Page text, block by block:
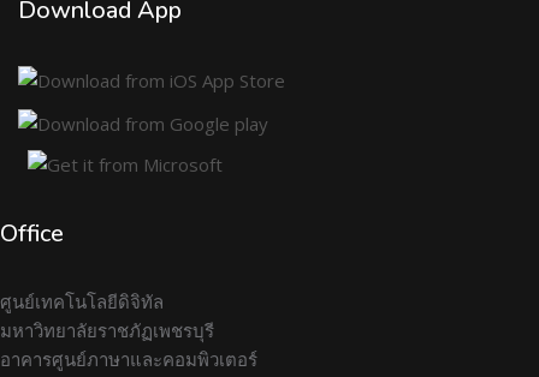
Download App
Office
ศูนย์เทคโนโลยีดิจิทัล
มหาวิทยาลัยราชภัฏเพชรบุรี
อาคารศูนย์ภาษาและคอมพิวเตอร์